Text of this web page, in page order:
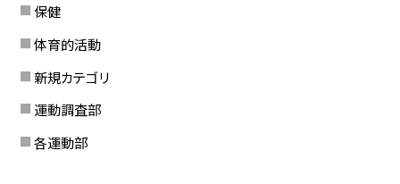
保健
体育的活動
新規カテゴリ
運動調査部
各運動部